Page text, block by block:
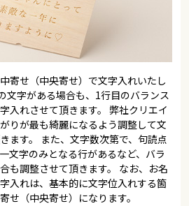
寄せ（中央寄せ）で文字入れいたし
文字がある場合も、1行目のバランス
入れさせて頂きます。 弊社クリエイ
りが最も綺麗になるよう調整して文
ます。 また、文字数次第で、句読点
文字のみとなる行があるなど、バラ
も調整させて頂きます。 なお、お名
入れは、基本的に文字位入れする箇
せ（中央寄せ）になります。